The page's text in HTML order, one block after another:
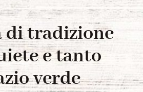
di tradizione
e tanto
verde